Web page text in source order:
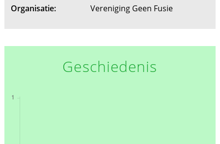
Organisatie:
Vereniging Geen Fusie
Geschiedenis